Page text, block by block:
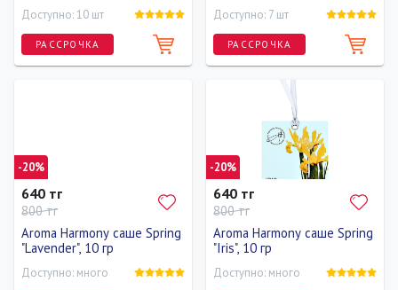
Доступно: 10 шт
РАССРОЧКА
Доступно: 7 шт
РАССРОЧКА
-20%
640 тг
800 тг
Aroma Harmony саше Spring
"Lavender", 10 гр
Доступно: много
-20%
640 тг
800 тг
Aroma Harmony саше Spring
"Iris", 10 гр
Доступно: много